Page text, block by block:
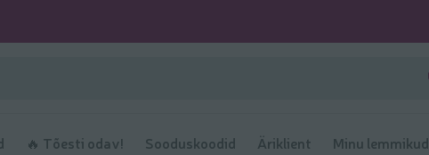
🔥 Tõesti odav! Sooduskoodid Äriklient Minu lemmikud